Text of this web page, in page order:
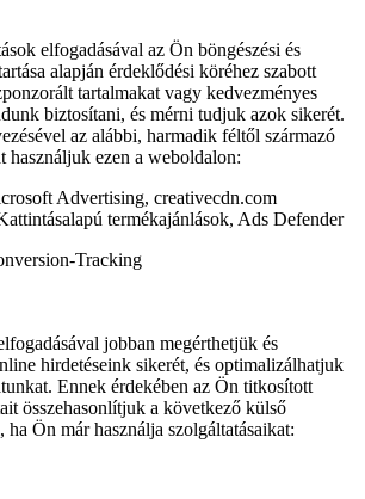
elfogadásával az Ön böngészési és
alapján érdeklődési köréhez szabott
tartalmakat vagy kedvezményes
biztosítani, és mérni tudjuk azok sikerét.
az alábbi, harmadik féltől származó
használjuk ezen a weboldalon:
Advertising, creativecdn.com
termékajánlások, Ads Defender
Tracking
jobban megérthetjük és
hirdetéseink sikerét, és optimalizálhatjuk
Ennek érdekében az Ön titkosított
összehasonlítjuk a következő külső
ha Ön már használja szolgáltatásaikat: